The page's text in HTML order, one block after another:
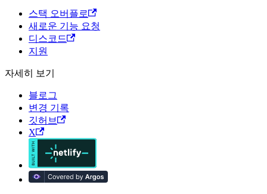
스택 오버플로
새로운 기능 요청
디스코드
지원
자세히 보기
블로그
변경 기록
깃허브
X